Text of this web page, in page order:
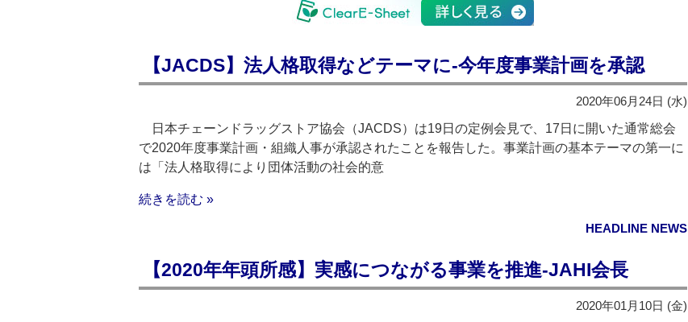
【JACDS】法人格取得などテーマに‐今年度事業計画を承認
2020年06月24日 (水)
日本チェーンドラッグストア協会（JACDS）は19日の定例会見で、17日に開いた通常総会
で2020年度事業計画・組織人事が承認されたことを報告した。事業計画の基本テーマの第一に
は「法人格取得により団体活動の社会的意
続きを読む »
HEADLINE NEWS
【2020年年頭所感】実感につながる事業を推進‐JAHI会長
2020年01月10日 (金)